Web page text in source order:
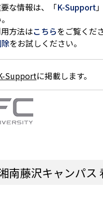
な情報は、「K-Support
方法はこちらをご覧くだ
をお試しください。
Supportに掲載します。
南藤沢キャンパス